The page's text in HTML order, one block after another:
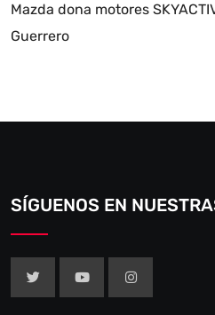
Mazda dona motores
Guerrero
SÍGUENOS EN